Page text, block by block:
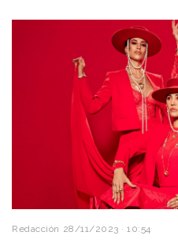
Redacción 28/11/2023 · 10:54